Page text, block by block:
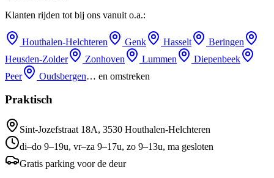
Klanten rijden tot bij ons vanuit o.a.:
Houthalen-Helchteren Genk Hasselt
Beringen
Heusden-Zolder
Zonhoven Lummen
Diepenbeek
Peer
Oudsbergen… en omstreken
Praktisch
Sint-Jozefstraat 18A, 3530 Houthalen-Helchteren
di–do 9–19u, vr–za 9–17u, zo 9–13u, ma gesloten
Gratis parking voor de deur